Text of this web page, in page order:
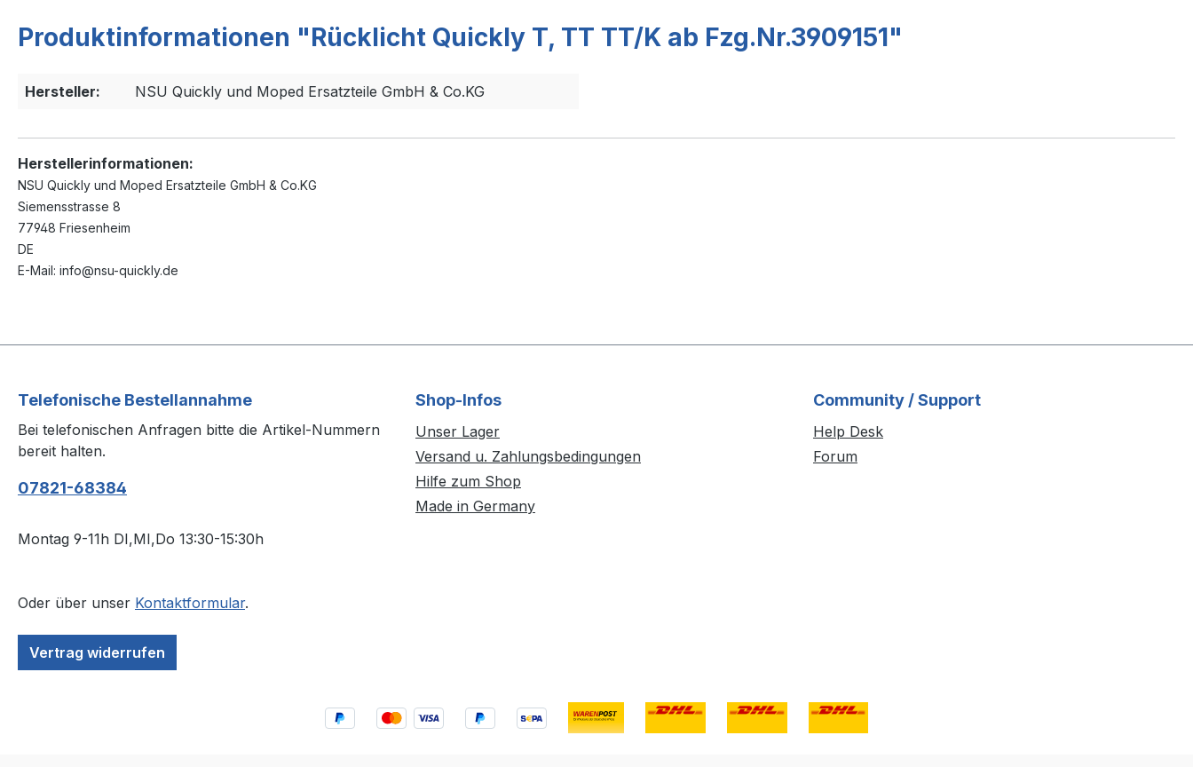
Produktinformationen "Rücklicht Quickly T, TT TT/K ab Fzg.Nr.3909151"
Hersteller: NSU Quickly und Moped Ersatzteile GmbH & Co.KG
Herstellerinformationen:
NSU Quickly und Moped Ersatzteile GmbH & Co.KG
Siemensstrasse 8
77948 Friesenheim
DE
E-Mail: info@nsu-quickly.de
Telefonische Bestellannahme
Bei telefonischen Anfragen bitte die Artikel-Nummern
bereit halten.
07821-68384
Montag 9-11h DI,MI,Do 13:30-15:30h
Oder über unser Kontaktformular.
Vertrag widerrufen
Shop-Infos
Unser Lager
Versand u. Zahlungsbedingungen
Hilfe zum Shop
Made in Germany
Community / Support
Help Desk
Forum